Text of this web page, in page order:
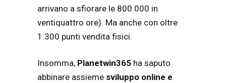
arrivano a sfiorare le 800.000 in
ventiquattro ore). Ma anche con oltre
1.300 punti vendita fisici.
Insomma, Planetwin365 ha saputo
abbinare assieme sviluppo online e